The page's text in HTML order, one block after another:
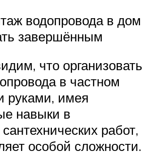
водопровода в дом
завершённым
что организовать
в частном
руками, имея
навыки в
работ,
особой сложности.